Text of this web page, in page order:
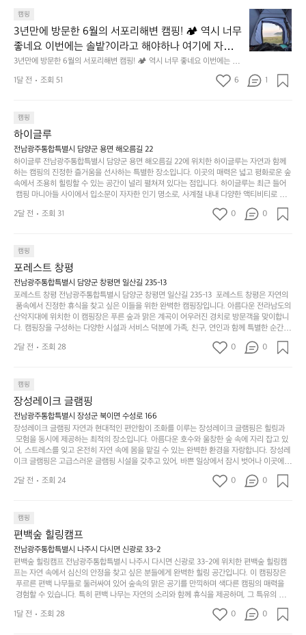
구
나
잠
에
기
까
이
걸
리
는
순
다.
그
럴
때
는
차
을
가
려
보
세
요.
튼
을
조
용
히
지
의
초
기
품
갑’입
니
다.
일
상
에
고
다
니
고
싶
어
는
크
기,
무
게,
이
의
아
주
미
용
할
수
있
록.
분
하
고,
단
순
하
하
지
않
은
디
자
웃
도
어
의
경
럽
게
이
어
주
캠핑
3년만에 방문한 6월의 서포리해변 캠핑! 🏕 역시 너무
좋네요 이번에는 솔밭?이라고 해야하나 여기에 자리를
잡았는데 정말 시원하고 경치도 좋네요  서해치고 물도
맑은편, 아이들도 놀기 좋고 1박 2일은 넘 짧게 느껴지
네요  .1박 1동 1만원 (수금은 7시쯤, 동네에서 관리) .수
바로 화장실있음 .5분거리 cu .2분거리 음식점  항구에
서부터 해변까지 버스도 다니네요 ㅎㅎㅎ 아이들 엄청
좋아하네요 점심쯤도착해서 철수할때까지 물놀이 3
타임이나 했네요 ⛱️
3년만에 방문한 6월의 서포리해변 캠핑! 🏕 역시 너무 좋네요 이번에는 솔
밭?이라고 해야하나 여기에 자리를 잡았는데 정말 시원하고 경치도 좋네요
서해치고 물도 맑은편, 아이들도 놀기 좋고 1박 2일은 넘 짧게 느껴지네요  .
항구에서부터 해변까지 버스도 다니네요 ㅎㅎㅎ 아이들 엄청 좋아하네요 점
심쯤도착해서 철수할때까지 물놀이 3타임이나 했네요 ⛱️
년
만
에
문
포
리
해
변
캠
핑!
무
좋
네
요
이
이
라
고
해
야
하
리
를
잡
았
는
1달 전 조회 51 6 1
캠핑
하이글루
전남광주통합특별시 담양군 용면 해오름길 22
하이글루 전남광주통합특별시 담양군 용면 해오름길 22에 위치한 하이글루는 자연과 함께
하는 캠핑의 진정한 즐거움을 선사하는 특별한 장소입니다. 이곳의 매력은 넓고 평화로운 숲
속에서 조용히 힐링할 수 있는 공간이 널리 펼쳐져 있다는 점입니다. 하이글루는 최근 들어
캠핑 마니아들 사이에서 입소문이 자자한 인기 명소로, 사계절 내내 다양한 액티비티로 방
문객들을 맞이합니다. 특히, 하이글루의 독특한 시설인 글램핑 텐트는 고객들에게 아늑한 잠
자리를 제공하며, 캠핑의 매력을 한층 더해 줍니다. 밖에서는 자연의 소리를 들으며, 내부에
함께 좋은 시간을 보낼 수 있다는 것입니다. 또한, 하이글루 인근에는 다양한 트레킹 코스와
자전거 도로가 있어 아웃도어 활동을 좋아하는 이들에게 더욱 참조할 만한 장소가 됩니다.
담양의 아름다운 자연과 함께, 건강한 레저 활동을 즐기며 행복한 캠핑 경험을 쌓으실 수 있
습니다. 하이글루에서 특별한 순간을 만끽해보세요. 따뜻한 햇살과 함께하는 아침, 상징적인
담양의 죽녹원과 함께 어우러진 저녁, 그리고 고요한 밤하늘 아래에서 별을 바라보며 나누는
이야기들은 여러분의 캠핑 여행을 더욱 특별하게 만들어 줄 것입니다.  인기 정도: ★★★★
★
2달 전 조회 31 0 0
캠핑
포레스트 창평
전남광주통합특별시 담양군 창평면 일산길 235-13
포레스트 창평 전남광주통합특별시 담양군 창평면 일산길 235-13  포레스트 창평은 자연의
품속에서 진정한 휴식을 찾고 싶은 이들을 위한 완벽한 캠핑장입니다. 아름다운 전라남도의
산악지대에 위치한 이 캠핑장은 푸른 숲과 맑은 계곡이 어우러진 경치로 방문객을 맞이합니
다. 캠핑장을 구성하는 다양한 시설과 서비스 덕분에 가족, 친구, 연인과 함께 특별한 순간을
만들어갈 수 있는 최적의 공간이 됩니다.  포레스트 창평은 주말마다 직접 재배한 신선한 농
산물을 제공하는 캠핑장으로, 현지에서만 느낄 수 있는 자연의 맛을 경험할 수 있습니다. 또
으며 깊은 숙면을 취할 수 있는 기회를 제공합니다.  이곳은 자연과의 완벽한 조화를 이루며,
다채로운 야외 활동을 제공합니다. 특히 어린이들은 안전하게 놀 수 있는 놀이시설이 마련
되어 있어 부모님들과 함께 즐거운 시간을 보낼 수 있습니다. 주변의 다양한 관광지와 먹거
리를 탐험하는 재미도 포레스트 창평의 매력 중 하나입니다.  또한, 캠핑장을 방문한 후 지속
적으로 재방문하는 이들이 많아 인기가 날로 상승하고 있습니다. 포레스트 창평은 단순한 캠
핑 그 이상을 제공하며, 자연을 사랑하는 모든 이들에게 꼭 한번 경험해봐야 할 장소로 자리
잡았습니다.  인기 정도: ★★★★★
2달 전 조회 28 0 0
캠핑
장성레이크 글램핑
전남광주통합특별시 장성군 북이면 수성로 166
장성레이크 글램핑 자연과 현대적인 편안함이 조화를 이루는 장성레이크 글램핑은 힐링과
모험을 동시에 제공하는 최적의 장소입니다. 아름다운 호수와 울창한 숲 속에 자리 잡고 있
어, 스트레스를 잊고 온전히 자연 속에 몸을 맡길 수 있는 완벽한 환경을 자랑합니다. 장성레
이크 글램핑은 고급스러운 글램핑 시설을 갖추고 있어, 바쁜 일상에서 잠시 벗어나 이곳에
오면 사치스러운 휴식이 가능해집니다. 독립된 텐트에서 제공되는 특별한 불멍 공간은 소중
한 사람과 함께 따뜻한 이야기를 나눌 수 있는 소중한 시간을 만들어 줍니다. 또한, 주변의 자
을 창출하는 시간이 될 것입니다. 특히 식사를 좋아하는 분들에게는 매주 특별한 바비큐 파
티와 지역에서 나는 신선한 재료로 만든 다양한 요리를 제공하여 미각을 만족시켜 줍니다.
장성레이크 글램핑은 그 아름다운 경관과 최고 품질의 시설 덕분에 최근 몇 년 사이에 특히
주목받고 있는 캠핑장 중 하나입니다. 주말이면 방문객이 가득해 예약이 빠르게 차는 만큼
미리 일정을 계획하시는 것이 좋습니다. 나만의 프라이빗한 공간에서 가족 및 사랑하는 사
람들과 함께하세요. 당신의 대자연 속 힐링을 기다리는 장성레이크 글램핑은 언젠가 반드시
방문해봐야 할 명소로 자리매김하였습니다. 인기 정도: ★★★★★
2달 전 조회 24 0 0
캠핑
편백숲 힐링캠프
전남광주통합특별시 나주시 다시면 신광로 33-2
편백숲 힐링캠프 전남광주통합특별시 나주시 다시면 신광로 33-2에 위치한 편백숲 힐링캠
프는 자연 속에서 심신의 안정을 찾고 싶은 분들에게 완벽한 힐링 공간입니다. 이 캠핑장은
푸르른 편백 나무들로 둘러싸여 있어 숲속의 맑은 공기를 만끽하며 색다른 캠핑의 매력을
경험할 수 있습니다. 특히 편백 나무는 자연의 소리와 함께 휴식을 제공하며, 그 특유의 아로
마향이 심리적 안정감을 가져다줍니다. 이곳에서 아침 햇살을 맞으며 조용한 숲속에서의 커
피 한 잔은 그 어떤 도시의 카페에서 느끼기 힘든 특별함을 선사합니다. 편백숲 힐링캠프는
1달 전 조회 28 0 0